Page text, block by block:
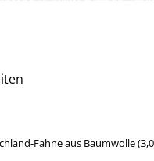
Fahne aus Baumwolle